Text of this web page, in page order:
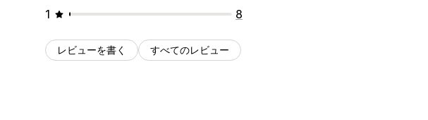
1
8
レビューを書く すべてのレビュー